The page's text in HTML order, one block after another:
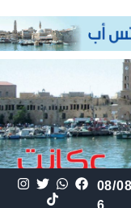
08/
6